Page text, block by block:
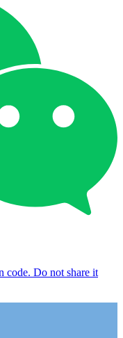
code. Do not share it